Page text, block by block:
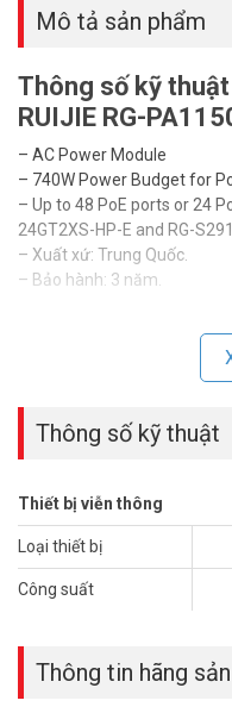
Mô tả sản phẩm
Thông số kỹ
RUIJIE RG-
– AC Power Module
– 740W Power Budget for
– Up to 48 PoE ports or 24
24GT2XS-HP-E and RG-
– Xuất xứ: Trung Quốc.
– Bảo hành: 3 năm.
Thông số kỹ thuật
Thiết bị viễn thông
Loại thiết bị
Công suất
Thông tin hãng